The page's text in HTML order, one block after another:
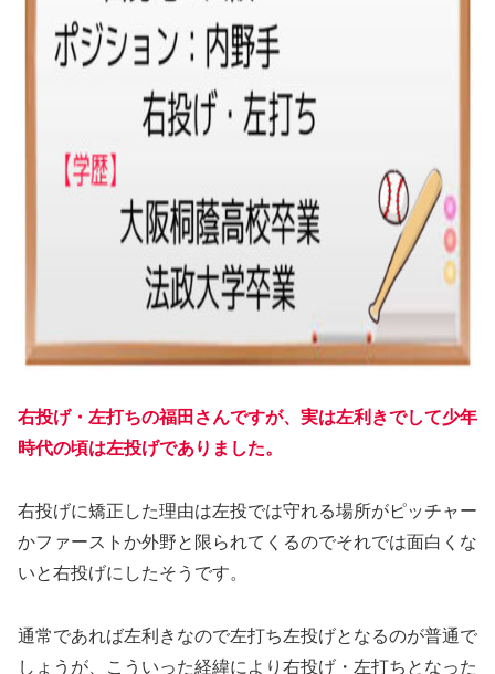
右投げ・左打ちの福田さんですが、実は左利きでして少年
時代の頃は左投げでありました。
右投げに矯正した理由は左投では守れる場所がピッチャー
かファーストか外野と限られてくるのでそれでは面白くな
いと右投げにしたそうです。
通常であれば左利きなので左打ち左投げとなるのが普通で
しょうが、こういった経緯により右投げ・左打ちとなった